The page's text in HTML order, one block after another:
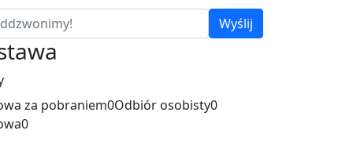
Wyślij
za pobraniem0Odbiór osobisty0
0